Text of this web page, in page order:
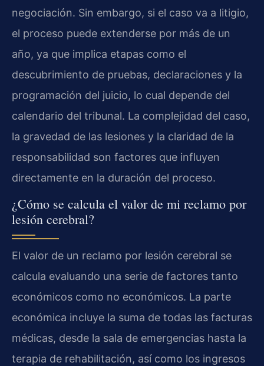
negociación. Sin embargo, si el caso va a litigio,
el proceso puede extenderse por más de un
año, ya que implica etapas como el
descubrimiento de pruebas, declaraciones y la
programación del juicio, lo cual depende del
calendario del tribunal. La complejidad del caso,
la gravedad de las lesiones y la claridad de la
responsabilidad son factores que influyen
directamente en la duración del proceso.
¿Cómo se calcula el valor de mi reclamo por
lesión cerebral?
El valor de un reclamo por lesión cerebral se
calcula evaluando una serie de factores tanto
económicos como no económicos. La parte
económica incluye la suma de todas las facturas
médicas, desde la sala de emergencias hasta la
terapia de rehabilitación, así como los ingresos